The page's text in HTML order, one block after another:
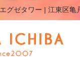
グゼタワー | 江東区